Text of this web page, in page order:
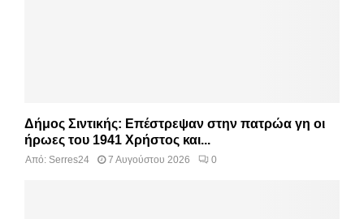
Δήμος Σιντικής: Επέστρεψαν στην πατρώα γη οι
ήρωες του 1941 Χρήστος και...
Από: Serres24 7 Αυγούστου 2026 0